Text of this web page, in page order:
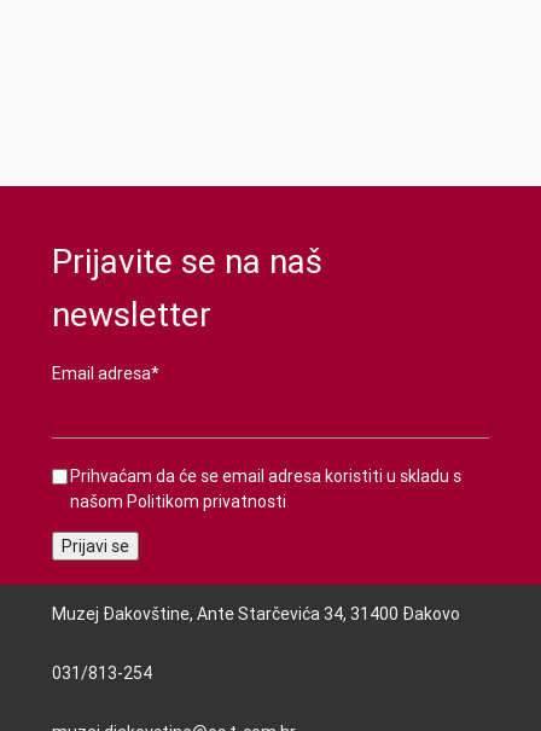
Prijavite se na naš
newsletter
Email adresa*
Prihvaćam da će se email adresa koristiti u skladu s
našomPolitikom privatnosti
Muzej Đakovštine, Ante Starčevića 34, 31400 Đakovo
031/813-254